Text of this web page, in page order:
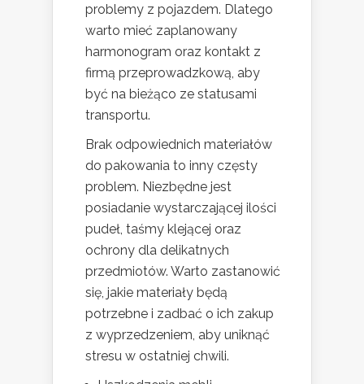
problemy z pojazdem. Dlatego
warto mieć zaplanowany
harmonogram oraz kontakt z
firmą przeprowadzkową, aby
być na bieżąco ze statusami
transportu.
Brak odpowiednich materiałów
do pakowania to inny częsty
problem. Niezbędne jest
posiadanie wystarczającej ilości
pudeł, taśmy klejącej oraz
ochrony dla delikatnych
przedmiotów. Warto zastanowić
się, jakie materiały będą
potrzebne i zadbać o ich zakup
z wyprzedzeniem, aby uniknąć
stresu w ostatniej chwili.